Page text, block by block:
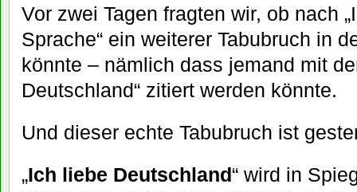
Vor zwei Tagen fragten wir, ob nach
Sprache“ ein weiterer Tabubruch in
könnte – nämlich dass jemand mit
Deutschland“ zitiert werden könnte.
Und dieser echte Tabubruch ist
„Ich liebe Deutschland“ wird in